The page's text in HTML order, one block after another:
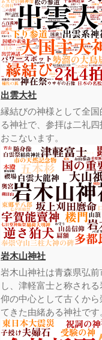
出雲大社
縁結びの神様として全
る神社で、参拝は二礼
おこないます。
岩木山神社
岩木山神社は青森県弘前
し、津軽富士と称され
仰の中心として古くから
てきた由緒ある神社です